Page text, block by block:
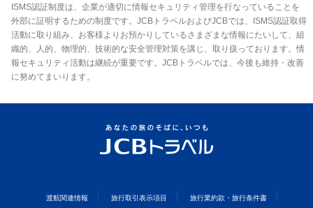
ISMS認証制度は、企業が適切に情報セキュリティ管理を行なっていることを
外部に証明するための制度です。JCBトラベルおよびJCBでは、ISMS認証取得
活動に取り組み、お客様よりお預かりしているさまざまな情報にたいして、組
織的、人的、物理的、技術的な安全管理対策を講じ、取り扱っております。情
報セキュリティ活動は継続が重要です。JCBトラベルでは、今後も維持・改善
に努めてまいります。
渡航関連情報 旅行取引表示項目 旅行業約款・旅行条件書